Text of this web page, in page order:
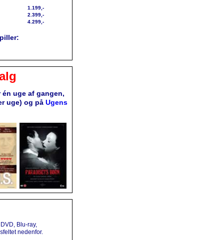
1.199,-
2.399,-
4.299,-
uge af gangen,
uge) og på Ugens
Blu-ray,
nedenfor.